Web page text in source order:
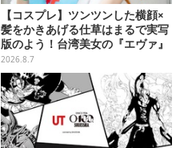
【コスプレ】ツンツンした横顔×
髪をかきあげる仕草はまるで実写
版のよう！台湾美女の『エヴァ』
制服アスカが美しすぎた【写真8
枚】
2026.8.7